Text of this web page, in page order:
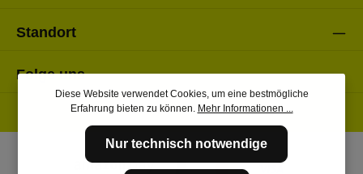
Standort
Folge uns
Diese Website verwendet Cookies, um eine bestmögliche
Erfahrung bieten zu können. Mehr Informationen ...
Nur technisch notwendige